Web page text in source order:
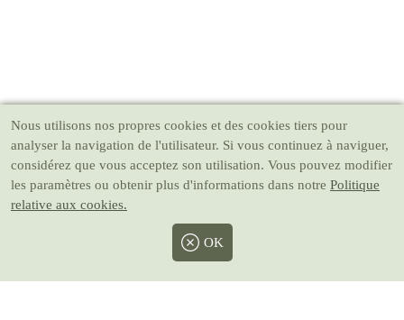
Nous utilisons nos propres cookies et des cookies tiers pour
analyser la navigation de l'utilisateur. Si vous continuez à naviguer,
considérez que vous acceptez son utilisation. Vous pouvez modifier
les paramètres ou obtenir plus d'informations dans notre Politique
relative aux cookies.
OK